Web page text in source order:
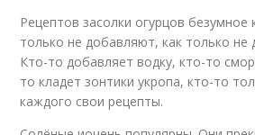
Рецептов засолки огурцов безумное
только не добавляют, как только не
Кто-то добавляет водку, кто-то
то кладет зонтики укропа, кто-то
каждого свои рецепты.